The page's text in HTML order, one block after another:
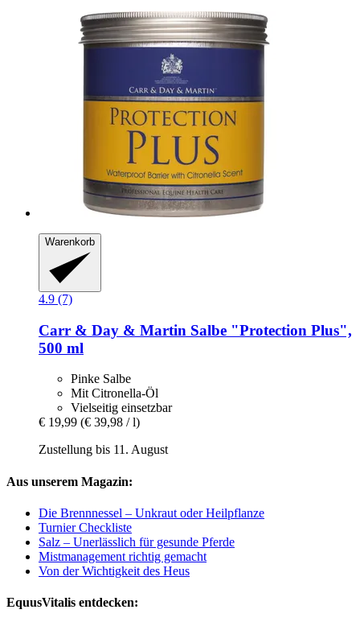
Warenkorb
4.9 (7)
Carr & Day & Martin Salbe "Protection Plus",
500 ml
Pinke Salbe
Mit Citronella-Öl
Vielseitig einsetzbar
€ 19,99 (€ 39,98 / l)
Zustellung bis 11. August
Aus unserem Magazin:
Die Brennnessel – Unkraut oder Heilpflanze
Turnier Checkliste
Salz – Unerlässlich für gesunde Pferde
Mistmanagement richtig gemacht
Von der Wichtigkeit des Heus
EquusVitalis entdecken: